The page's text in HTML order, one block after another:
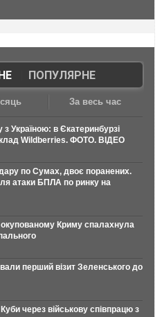
| ПОПУЛЯРНЕ
За весь час
з Україною: в Єкатеринбурзі
Wildberries. ФОТО. ВІДЕО
по Сумах, двоє поранених.
атаки БПЛА по ринку на
Криму спалахнула
перший візит Зеленського до
через військову співпрацю з